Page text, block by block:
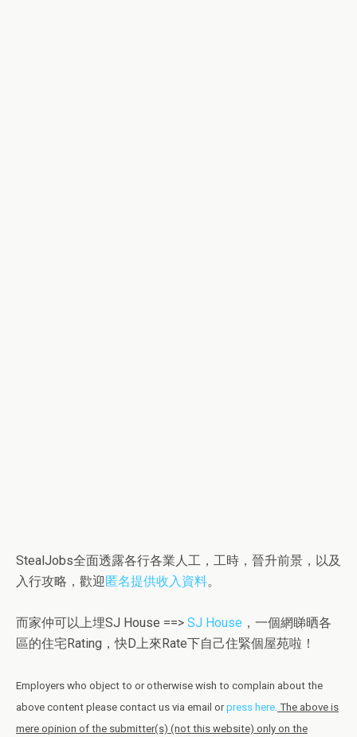
StealJobs全面透露各行各業人工，工時，晉升前景，以及
入行攻略，歡迎 匿名提供收入資料。
而家仲可以上埋SJ House ==> SJ House ，一個網睇晒各
區的住宅Rating，快D上來Rate下自己住緊個屋苑啦！
Employers who object to or otherwise wish to complain about the
above content please contact us via email orpress here. The above is
mere opinion of the submitter(s) (not this website) only on the